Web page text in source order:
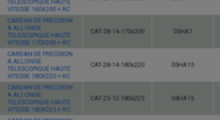
TELESCOPIQUE HAUTE
VITESSE 160X200 + RC
CARDAN DE PRECISION
A ALLONGE
TELESCOPIQUE HAUTE
VITESSE 170X200 + RC
CAT-28-14-170x200 05HA1
CARDAN DE PRECISION
A ALLONGE
TELESCOPIQUE HAUTE
VITESSE 180X220 + RC
CAT-28-14-180x220 05HA15
CARDAN DE PRECISION
A ALLONGE
TELESCOPIQUE HAUTE
VITESSE 180X225 + RC
CAT-25-12-180x225 04HA15